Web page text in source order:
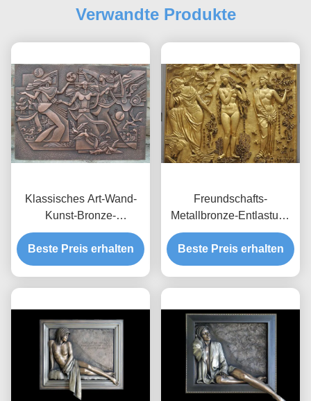
Verwandte Produkte
Klassisches Art-Wand-
Kunst-Bronze-
Entlastungs-Casting-
Oberflächen-
Endantikorrosion
Beste Preis erhalten
Freundschafts-
Metallbronze-Entlastung
im Freien für Wand-
Dekoration
kundengebundene Größe
Beste Preis erhalten